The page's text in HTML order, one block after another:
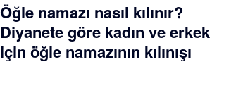
Öğle namazı nasıl kılınır?
Diyanete göre kadın ve erkek
için öğle namazının kılınışı